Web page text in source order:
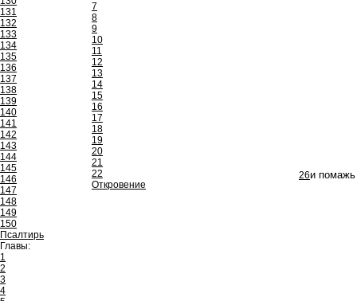
131
132
133
134
135
136
137
138
139
140
141
142
143
144
145
146
147
148
149
150
Псалтирь
Главы:
1
2
3
4
7
8
9
10
11
12
13
14
15
16
17
18
19
20
21
22
Откровение
26и помажь